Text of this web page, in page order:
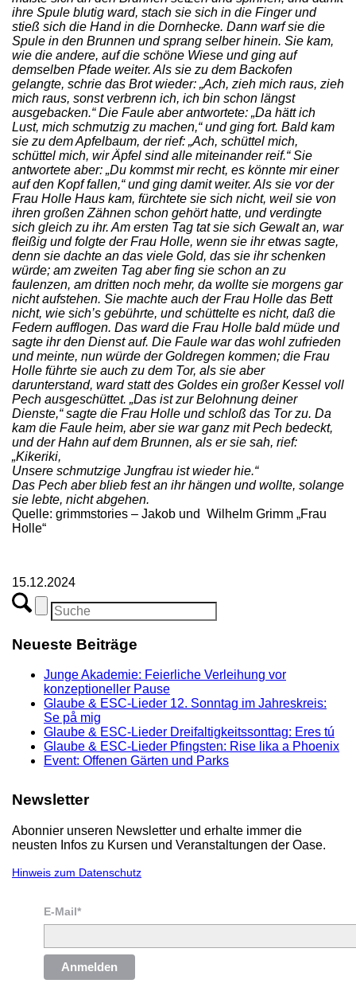
ihre Spule blutig ward, stach sie sich in die Finger und
stieß sich die Hand in die Dornhecke. Dann warf sie die
Spule in den Brunnen und sprang selber hinein. Sie kam,
wie die andere, auf die schöne Wiese und ging auf
demselben Pfade weiter. Als sie zu dem Backofen
gelangte, schrie das Brot wieder: „Ach, zieh mich raus, zieh
mich raus, sonst verbrenn ich, ich bin schon längst
ausgebacken.“ Die Faule aber antwortete: „Da hätt ich
Lust, mich schmutzig zu machen,“ und ging fort. Bald kam
sie zu dem Apfelbaum, der rief: „Ach, schüttel mich,
schüttel mich, wir Äpfel sind alle miteinander reif.“ Sie
antwortete aber: „Du kommst mir recht, es könnte mir einer
auf den Kopf fallen,“ und ging damit weiter. Als sie vor der
Frau Holle Haus kam, fürchtete sie sich nicht, weil sie von
ihren großen Zähnen schon gehört hatte, und verdingte
sich gleich zu ihr. Am ersten Tag tat sie sich Gewalt an, war
fleißig und folgte der Frau Holle, wenn sie ihr etwas sagte,
denn sie dachte an das viele Gold, das sie ihr schenken
würde; am zweiten Tag aber fing sie schon an zu
faulenzen, am dritten noch mehr, da wollte sie morgens gar
nicht aufstehen. Sie machte auch der Frau Holle das Bett
nicht, wie sich’s gebührte, und schüttelte es nicht, daß die
Federn aufflogen. Das ward die Frau Holle bald müde und
sagte ihr den Dienst auf. Die Faule war das wohl zufrieden
und meinte, nun würde der Goldregen kommen; die Frau
Holle führte sie auch zu dem Tor, als sie aber
darunterstand, ward statt des Goldes ein großer Kessel voll
Pech ausgeschüttet. „Das ist zur Belohnung deiner
Dienste,“ sagte die Frau Holle und schloß das Tor zu. Da
kam die Faule heim, aber sie war ganz mit Pech bedeckt,
und der Hahn auf dem Brunnen, als er sie sah, rief:
„Kikeriki,
Unsere schmutzige Jungfrau ist wieder hie.“
Das Pech aber blieb fest an ihr hängen und wollte, solange
sie lebte, nicht abgehen.
Quelle: grimmstories – Jakob und Wilhelm Grimm „Frau
Holle“
15.12.2024
Neueste Beiträge
Junge Akademie: Feierliche Verleihung vor
konzeptioneller Pause
Glaube & ESC-Lieder 12. Sonntag im Jahreskreis:
Se på mig
Glaube & ESC-Lieder Dreifaltigkeitssonttag: Eres tú
Glaube & ESC-Lieder Pfingsten: Rise lika a Phoenix
Event: Offenen Gärten und Parks
Newsletter
Abonnier unseren Newsletter und erhalte immer die
neusten Infos zu Kursen und Veranstaltungen der Oase.
Hinweis zum Datenschutz
E-Mail*
Anmelden